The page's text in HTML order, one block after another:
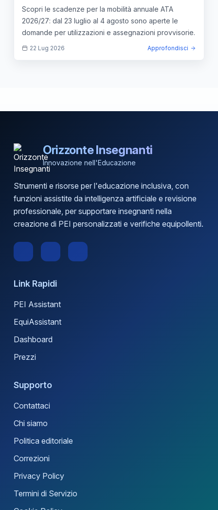
assegnazione provvisoria
Scopri le scadenze per la mobilità annuale ATA
2026/27: dal 23 luglio al 4 agosto sono aperte le
domande per utilizzazioni e assegnazioni provvisorie.
22 Lug 2026 Approfondisci
Orizzonte Insegnanti
Innovazione nell'Educazione
Strumenti e risorse per l'educazione inclusiva, con
funzioni assistite da intelligenza artificiale e revisione
professionale, per supportare insegnanti nella
creazione di PEI personalizzati e verifiche equipollenti.
Link Rapidi
PEI Assistant
EquiAssistant
Dashboard
Prezzi
Supporto
Contattaci
Chi siamo
Politica editoriale
Correzioni
Privacy Policy
Termini di Servizio